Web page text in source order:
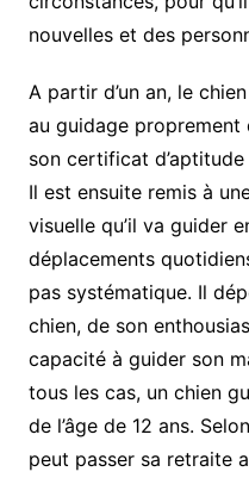
nouvelles et des
A partir d’un an, le
au guidage
son certificat
Il est ensuite remis à
visuelle qu’il va guider
déplacements
pas systématique. Il
chien, de son
capacité à guider son
tous les cas, un chien
de l’âge de 12 ans.
peut passer sa retraite